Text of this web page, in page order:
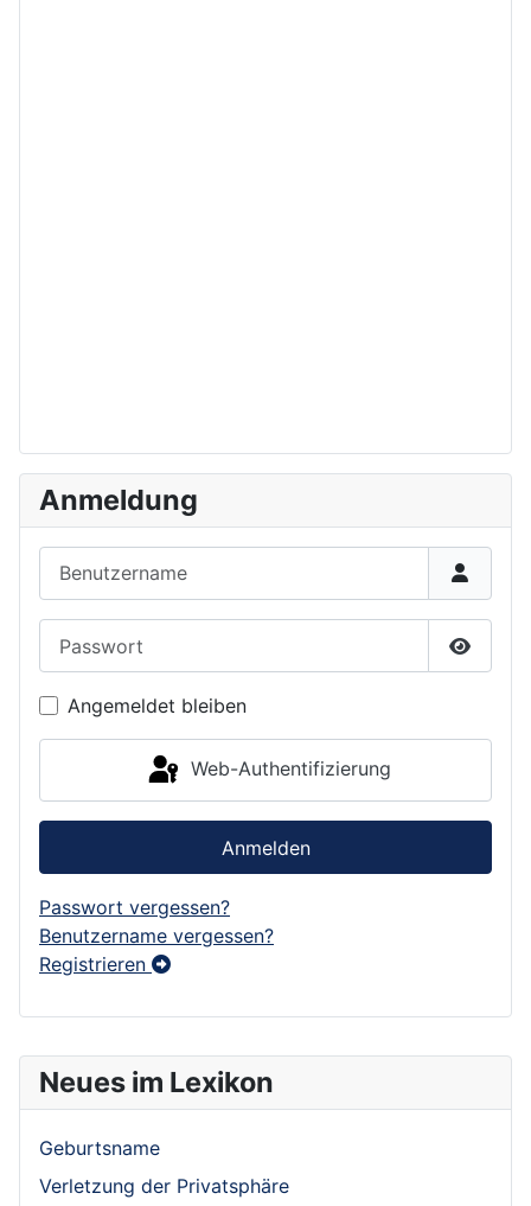
Neues im Lexikon
Geburtsname
Verletzung der Privatsphäre
Anmeldung
Angemeldet bleiben
Web-Authentifizierung
Anmelden
Passwort vergessen?
Benutzername vergessen?
Registrieren